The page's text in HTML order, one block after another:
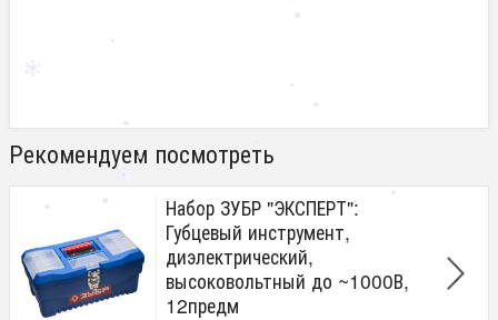
Рекомендуем посмотреть
Набор ЗУБР "ЭКСПЕРТ":
Губцевый инструмент,
диэлектрический,
высоковольтный до ~1000В,
12предм